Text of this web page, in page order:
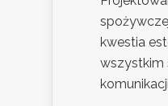
kwestia
wszystkim